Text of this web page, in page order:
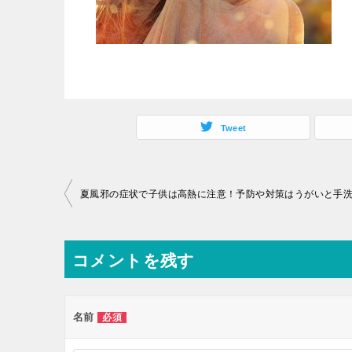
Tweet
投
ナ
ビ
ー
夏風邪の症状で子供は高熱に注意！予防や対策はうがいと手
コメントを残す
名前 必須